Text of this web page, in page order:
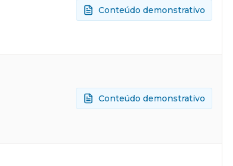
Conteúdo demonstrativo
Conteúdo demonstrativo